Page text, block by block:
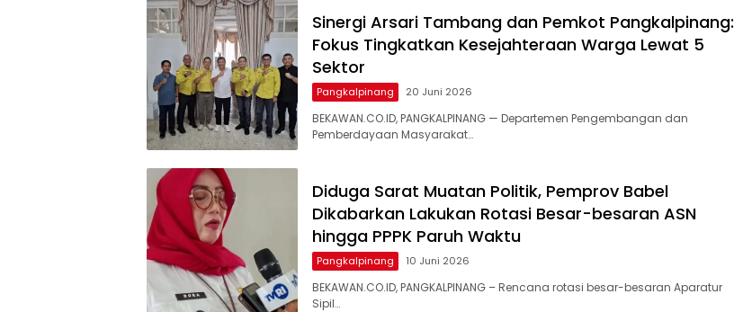
‎Sinergi Arsari Tambang dan Pemkot Pangkalpinang:
Fokus Tingkatkan Kesejahteraan Warga Lewat 5
Sektor ‎
Pangkalpinang 20 Juni 2026
‎BEKAWAN.CO.ID, PANGKALPINANG — Departemen Pengembangan dan
Pemberdayaan Masyarakat…
‎Diduga Sarat Muatan Politik, Pemprov Babel
Dikabarkan Lakukan Rotasi Besar-besaran ASN
hingga PPPK Paruh Waktu ‎
Pangkalpinang 10 Juni 2026
BEKAWAN.CO.ID, PANGKALPINANG – Rencana rotasi besar-besaran Aparatur
Sipil…